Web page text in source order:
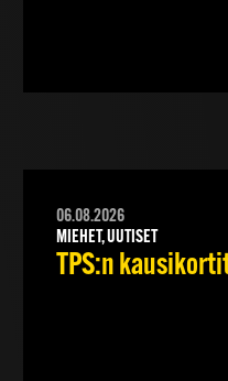
06.08.2026
MIEHET, UUTISET
TPS:n